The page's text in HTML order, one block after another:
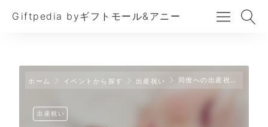
Giftpedia byギフトモール&アニー
ホーム イベントから探す 出産祝い 同僚への出産祝いで喜ばれるギフトは？センスのいい厳選アイテムを紹介
出産祝い